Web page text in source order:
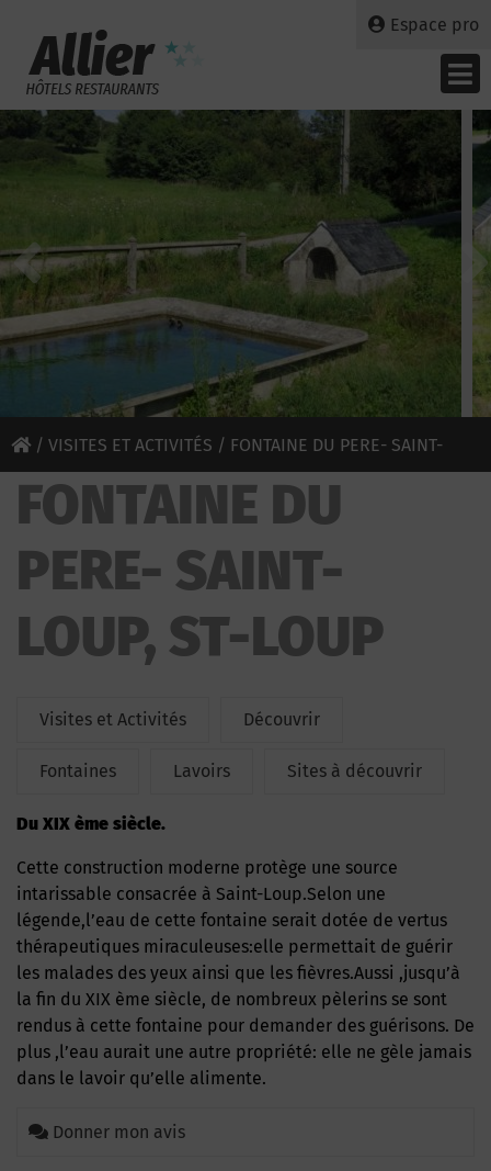
Espace pro
/ VISITES ET ACTIVITÉS / FONTAINE DU PERE- SAINT-
LOUP
FONTAINE DU
PERE- SAINT-
LOUP, ST-LOUP
Visites et Activités Découvrir
Fontaines Lavoirs Sites à découvrir
Du XIX ème siècle.
Cette construction moderne protège une source
intarissable consacrée à Saint-Loup.Selon une
légende,l’eau de cette fontaine serait dotée de vertus
thérapeutiques miraculeuses:elle permettait de guérir
les malades des yeux ainsi que les fièvres.Aussi ,jusqu’à
la fin du XIX ème siècle, de nombreux pèlerins se sont
rendus à cette fontaine pour demander des guérisons. De
plus ,l’eau aurait une autre propriété: elle ne gèle jamais
dans le lavoir qu’elle alimente.
Donner mon avis